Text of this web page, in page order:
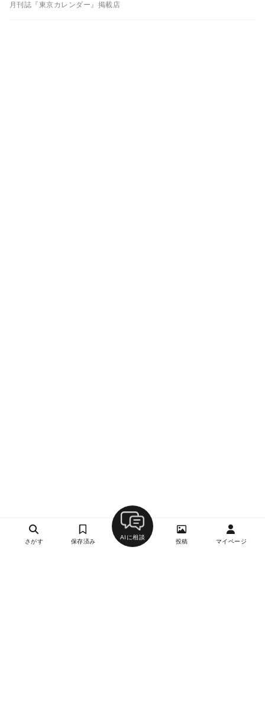
月刊誌『東京カレンダー』掲載店
さがす 保存済み
AIに相談
投稿 マイページ